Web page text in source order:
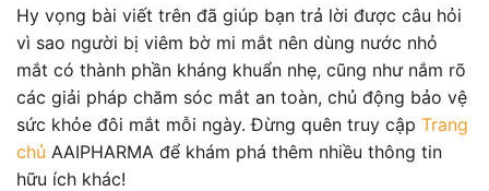
Hy vọng bài viết trên đã giúp bạn trả lời được câu hỏi
vì sao người bị viêm bờ mi mắt nên dùng nước nhỏ
mắt có thành phần kháng khuẩn nhẹ, cũng như nắm rõ
các giải pháp chăm sóc mắt an toàn, chủ động bảo vệ
sức khỏe đôi mắt mỗi ngày. Đừng quên truy cập Trang
chủ AAIPHARMA để khám phá thêm nhiều thông tin
hữu ích khác!